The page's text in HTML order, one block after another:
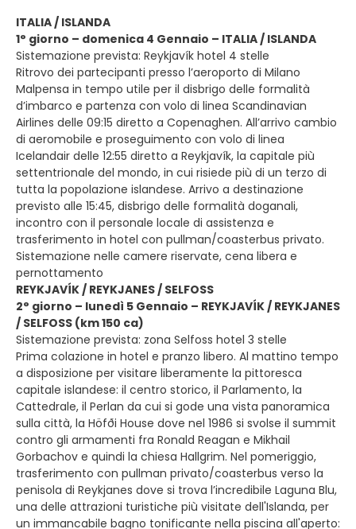
ITALIA / ISLANDA
1° giorno – domenica 4 Gennaio – ITALIA / ISLANDA
Sistemazione prevista: Reykjavík hotel 4 stelle
Ritrovo dei partecipanti presso l’aeroporto di Milano
Malpensa in tempo utile per il disbrigo delle formalità
d’imbarco e partenza con volo di linea Scandinavian
Airlines delle 09:15 diretto a Copenaghen. All’arrivo cambio
di aeromobile e proseguimento con volo di linea
Icelandair delle 12:55 diretto a Reykjavík, la capitale più
settentrionale del mondo, in cui risiede più di un terzo di
tutta la popolazione islandese. Arrivo a destinazione
previsto alle 15:45, disbrigo delle formalità doganali,
incontro con il personale locale di assistenza e
trasferimento in hotel con pullman/coasterbus privato.
Sistemazione nelle camere riservate, cena libera e
pernottamento
REYKJAVÍK / REYKJANES / SELFOSS
2° giorno – lunedì 5 Gennaio – REYKJAVÍK / REYKJANES
/ SELFOSS (km 150 ca)
Sistemazione prevista: zona Selfoss hotel 3 stelle
Prima colazione in hotel e pranzo libero. Al mattino tempo
a disposizione per visitare liberamente la pittoresca
capitale islandese: il centro storico, il Parlamento, la
Cattedrale, il Perlan da cui si gode una vista panoramica
sulla città, la Höfði House dove nel 1986 si svolse il summit
contro gli armamenti fra Ronald Reagan e Mikhail
Gorbachov e quindi la chiesa Hallgrim. Nel pomeriggio,
trasferimento con pullman privato/coasterbus verso la
penisola di Reykjanes dove si trova l’incredibile Laguna Blu,
una delle attrazioni turistiche più visitate dell'Islanda, per
un immancabile bagno tonificante nella piscina all'aperto: